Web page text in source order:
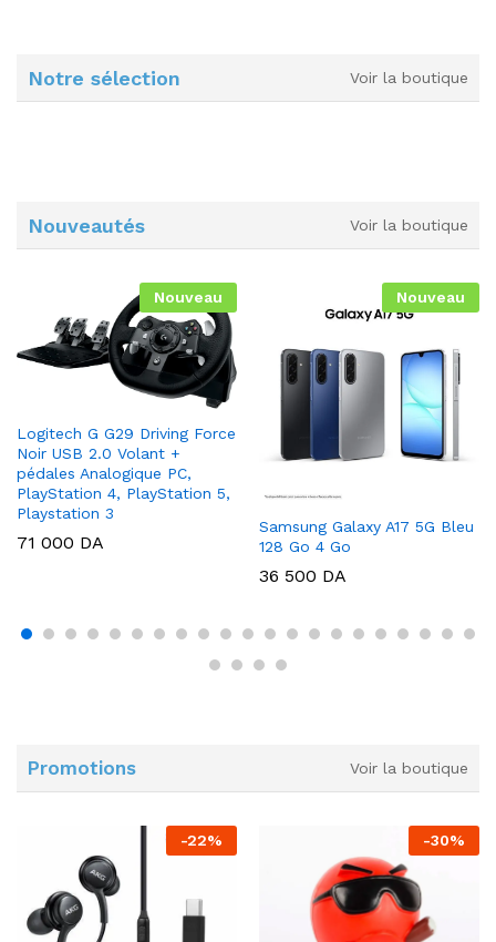
Notre sélection Voir la boutique
Nouveautés Voir la boutique
Nouveau
Logitech G G29 Driving Force
Noir USB 2.0 Volant +
pédales Analogique PC,
PlayStation 4, PlayStation 5,
Playstation 3
71 000 DA
Nouveau
Samsung Galaxy A17 5G Bleu
128 Go 4 Go
36 500 DA
Promotions Voir la boutique
-22% -30%